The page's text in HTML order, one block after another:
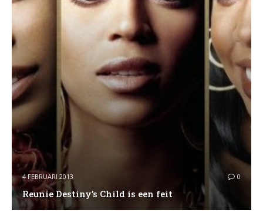
4 FEBRUARI 2013 0
Reunie Destiny’s Child is een feit